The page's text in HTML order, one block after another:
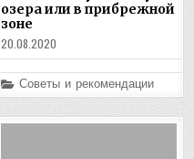
озера или в прибрежной
зоне
20.08.2020
Posted
in
Советы и рекомендации